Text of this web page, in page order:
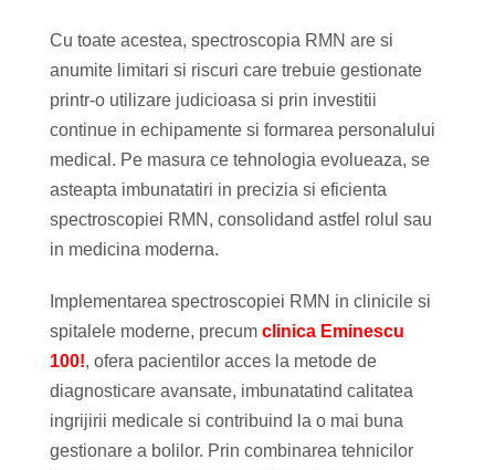
Cu toate acestea, spectroscopia RMN are si
anumite limitari si riscuri care trebuie gestionate
printr-o utilizare judicioasa si prin investitii
continue in echipamente si formarea personalului
medical. Pe masura ce tehnologia evolueaza, se
asteapta imbunatatiri in precizia si eficienta
spectroscopiei RMN, consolidand astfel rolul sau
in medicina moderna.
Implementarea spectroscopiei RMN in clinicile si
spitalele moderne, precum clinica Eminescu
100!, ofera pacientilor acces la metode de
diagnosticare avansate, imbunatatind calitatea
ingrijirii medicale si contribuind la o mai buna
gestionare a bolilor. Prin combinarea tehnicilor